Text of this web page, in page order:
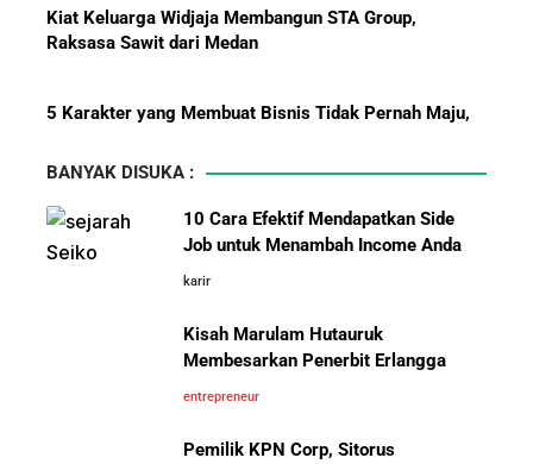
Menanti Solar B50: Mampukah
Menjadi Revolusi Baru Energi
Penghalang Menuju Kesuksesan
Kiat Keluarga Widjaja Membangun STA Group,
Raksasa Sawit dari Medan
5 Karakter yang Membuat Bisnis Tidak Pernah Maju,
10 Hambatan Utama Pemasaran yang Tidak Bisa
Diselesaikan oleh AI
Mendesain Presentasi Secara Cepat dan Mudah
5 Pelajaran Hidup dari Pendiri Traveloka untuk Anak
BANYAK DISUKA :
10 Cara Efektif Mendapatkan Side
Job untuk Menambah Income Anda
karir
Kisah Marulam Hutauruk
Membesarkan Penerbit Erlangga
entrepreneur
Pemilik KPN Corp, Sitorus